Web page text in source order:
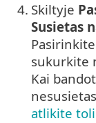
4. Skiltyje
Susietas
sukurkite
Kai
atlikite